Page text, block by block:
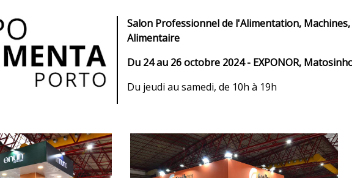
Salon Professionnel de l'Alimentation,
Alimentaire
Du 24 au 26 octobre 2024 - EXPONOR,
Du jeudi au samedi, de 10h à 19h